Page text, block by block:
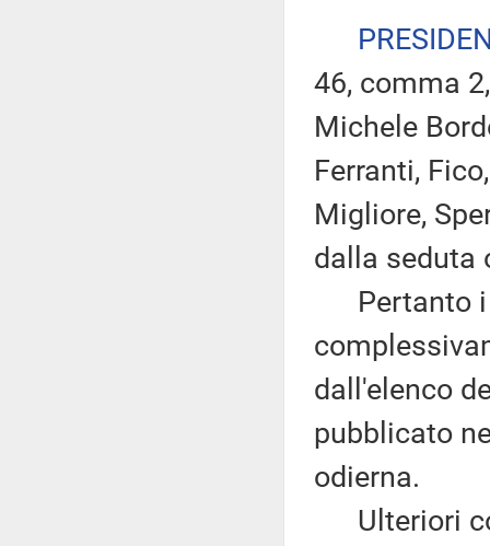
46, comma
Michele
Ferranti,
Migliore,
dalla seduta
Pertanto i
dall'elenco
pubblicato
odierna.
Ulteriori